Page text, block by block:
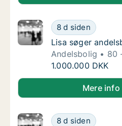
Lisa søger
8 d siden
Lisa søger
Lisa søger
Andelsbolig
80
Lisa søger
1.000.000 DKK
Lisa søger andelsbolig i
Mere info
Torben søger
8 d siden